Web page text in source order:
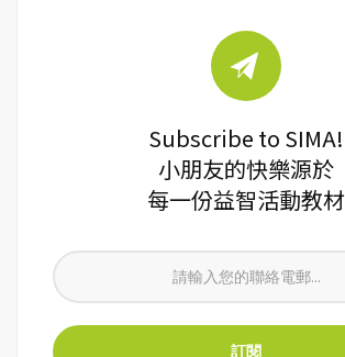
Subscribe to SIMA!
小朋友的快樂源於
每一份益智活動教材